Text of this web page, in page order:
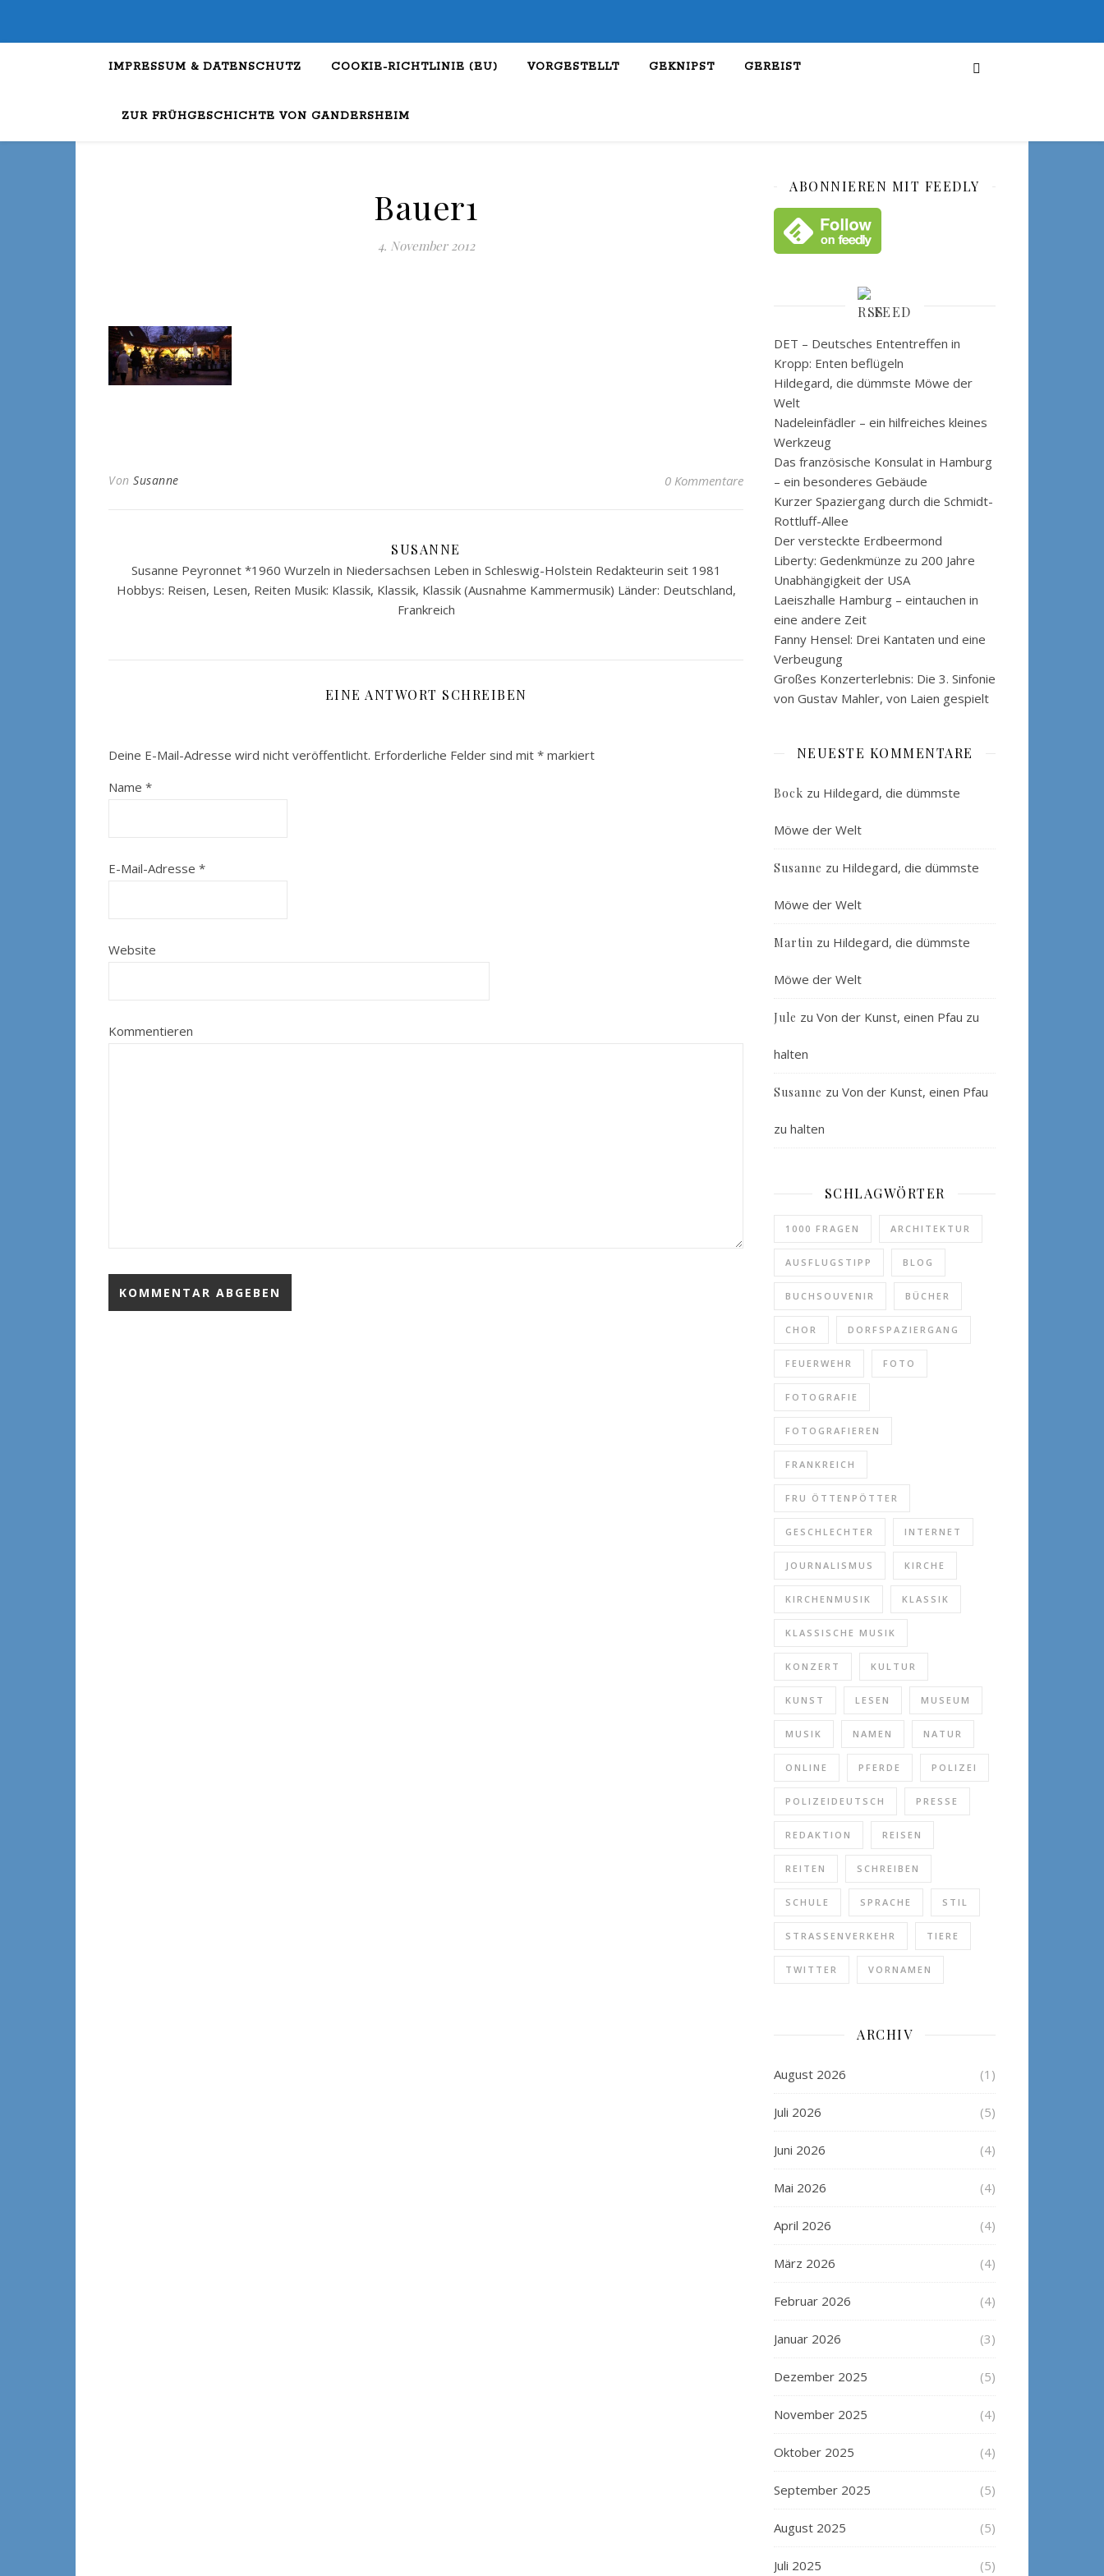
IMPRESSUM & DATENSCHUTZ COOKIE-RICHTLINIE (EU) VORGESTELLT GEKNIPST GEREIST
ZUR FRÜHGESCHICHTE VON GANDERSHEIM
Bauer1
4. November 2012
Von Susanne 0 Kommentare
SUSANNE
Susanne Peyronnet *1960 Wurzeln in Niedersachsen Leben in Schleswig-Holstein Redakteurin seit 1981
Hobbys: Reisen, Lesen, Reiten Musik: Klassik, Klassik, Klassik (Ausnahme Kammermusik) Länder: Deutschland,
Frankreich
EINE ANTWORT SCHREIBEN
Deine E-Mail-Adresse wird nicht veröffentlicht. Erforderliche Felder sind mit * markiert
Name *
E-Mail-Adresse *
Website
Kommentieren
ABONNIEREN MIT FEEDLY
FEED
DET – Deutsches Ententreffen in
Kropp: Enten beflügeln
Hildegard, die dümmste Möwe der
Welt
Nadeleinfädler – ein hilfreiches kleines
Werkzeug
Das französische Konsulat in Hamburg
– ein besonderes Gebäude
Kurzer Spaziergang durch die Schmidt-
Rottluff-Allee
Der versteckte Erdbeermond
Liberty: Gedenkmünze zu 200 Jahre
Unabhängigkeit der USA
Laeiszhalle Hamburg – eintauchen in
eine andere Zeit
Fanny Hensel: Drei Kantaten und eine
Verbeugung
Großes Konzerterlebnis: Die 3. Sinfonie
von Gustav Mahler, von Laien gespielt
NEUESTE KOMMENTARE
Bock zu Hildegard, die dümmste
Möwe der Welt
Susanne zu Hildegard, die dümmste
Möwe der Welt
Martin zu Hildegard, die dümmste
Möwe der Welt
Jule zu Von der Kunst, einen Pfau zu
halten
Susanne zu Von der Kunst, einen Pfau
zu halten
SCHLAGWÖRTER
1000 FRAGEN ARCHITEKTUR
AUSFLUGSTIPP BLOG
BUCHSOUVENIR BÜCHER
CHOR DORFSPAZIERGANG
FEUERWEHR FOTO
FOTOGRAFIE
FOTOGRAFIEREN
FRANKREICH
FRU ÖTTENPÖTTER
GESCHLECHTER INTERNET
JOURNALISMUS KIRCHE
KIRCHENMUSIK KLASSIK
KLASSISCHE MUSIK
KONZERT KULTUR
KUNST LESEN MUSEUM
MUSIK NAMEN NATUR
ONLINE PFERDE POLIZEI
POLIZEIDEUTSCH PRESSE
REDAKTION REISEN
REITEN SCHREIBEN
SCHULE SPRACHE STIL
STRASSENVERKEHR TIERE
TWITTER VORNAMEN
ARCHIV
August 2026 (1)
Juli 2026 (5)
Juni 2026 (4)
Mai 2026 (4)
April 2026 (4)
März 2026 (4)
Februar 2026 (4)
Januar 2026 (3)
Dezember 2025 (5)
November 2025 (4)
Oktober 2025 (4)
September 2025 (5)
August 2025 (5)
Juli 2025 (5)